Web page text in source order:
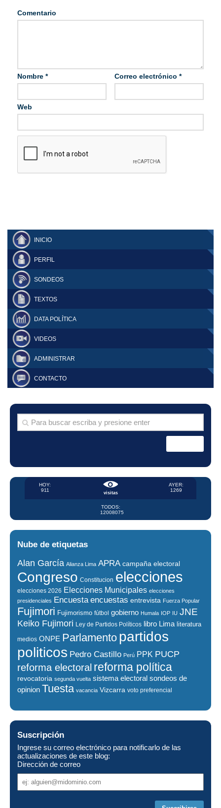
Comentario
Nombre * Correo electrónico *
Web
INICIO
PERFIL
SONDEOS
TEXTOS
DATA POLÍTICA
VIDEOS
ADMINISTRAR
CONTACTO
visitas
HOY:
911
AYER:
1269
TODOS:
12008075
Nube de etiquetas
Alan García Alianza Lima APRA campaña electoral
Congreso Constitucion elecciones
elecciones 2026 Elecciones Municipales elecciones
presidenciales Encuesta encuestas entrevista Fuerza Popular
Fujimori Fujimorismo fútbol gobierno Humala IOP IU JNE
Keiko Fujimori Ley de Partidos Políticos libro Lima literatura
medios ONPE Parlamento partidos
politicos Pedro Castillo Perú PPK PUCP
reforma electoral reforma política
revocatoria segunda vuelta sistema electoral sondeos de
opinion Tuesta vacancia Vizcarra voto preferencial
Suscripción
Ingrese su correo electrónico para notificarlo de las
actualizaciones de este blog:
Dirección de correo
Dirección
de